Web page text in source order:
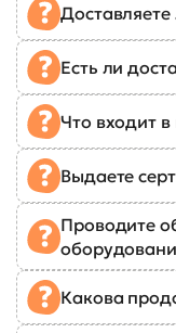
Доставляете
Есть ли
Что входит
Выдаете
Проводите
Какова